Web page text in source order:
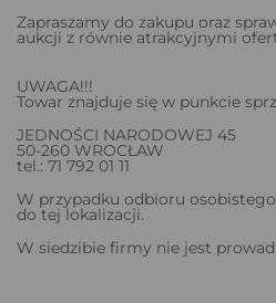
Zapraszamy do zakupu oraz
aukcji z równie atrakcyjnymi
UWAGA!!!
Towar znajduje się w punkcie
JEDNOŚCI NARODOWEJ 45
50-260 WROCŁAW
tel.: 71 792 01 11
W przypadku odbioru
do tej lokalizacji.
W siedzibie firmy nie jest